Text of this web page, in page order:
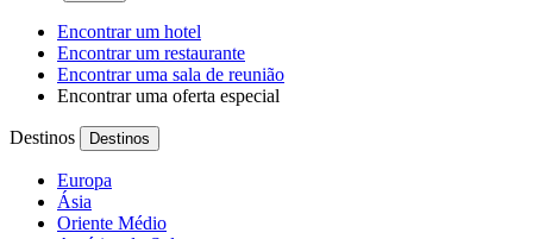
Encontrar um hotel
Encontrar um restaurante
Encontrar uma sala de reunião
Encontrar uma oferta especial
Destinos Destinos
Europa
Ásia
Oriente Médio